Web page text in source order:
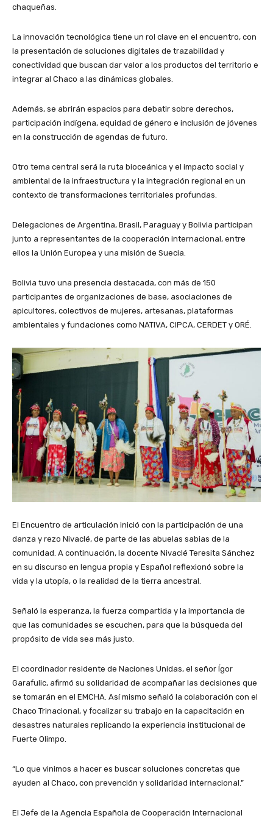
chaqueñas.
La innovación tecnológica tiene un rol clave en el encuentro, con
la presentación de soluciones digitales de trazabilidad y
conectividad que buscan dar valor a los productos del territorio e
integrar al Chaco a las dinámicas globales.
Además, se abrirán espacios para debatir sobre derechos,
participación indígena, equidad de género e inclusión de jóvenes
en la construcción de agendas de futuro.
Otro tema central será la ruta bioceánica y el impacto social y
ambiental de la infraestructura y la integración regional en un
contexto de transformaciones territoriales profundas.
Delegaciones de Argentina, Brasil, Paraguay y Bolivia participan
junto a representantes de la cooperación internacional, entre
ellos la Unión Europea y una misión de Suecia.
Bolivia tuvo una presencia destacada, con más de 150
participantes de organizaciones de base, asociaciones de
apicultores, colectivos de mujeres, artesanas, plataformas
ambientales y fundaciones como NATIVA, CIPCA, CERDET y ORÉ.
El Encuentro de articulación inició con la participación de una
danza y rezo Nivaclé, de parte de las abuelas sabias de la
comunidad. A continuación, la docente Nivaclé Teresita Sánchez
en su discurso en lengua propia y Español reflexionó sobre la
vida y la utopía, o la realidad de la tierra ancestral.
Señaló la esperanza, la fuerza compartida y la importancia de
que las comunidades se escuchen, para que la búsqueda del
propósito de vida sea más justo.
El coordinador residente de Naciones Unidas, el señor Ígor
Garafulic, afirmó su solidaridad de acompañar las decisiones que
se tomarán en el EMCHA. Así mismo señaló la colaboración con el
Chaco Trinacional, y focalizar su trabajo en la capacitación en
desastres naturales replicando la experiencia institucional de
Fuerte Olimpo.
“Lo que vinimos a hacer es buscar soluciones concretas que
ayuden al Chaco, con prevención y solidaridad internacional.”
El Jefe de la Agencia Española de Cooperación Internacional